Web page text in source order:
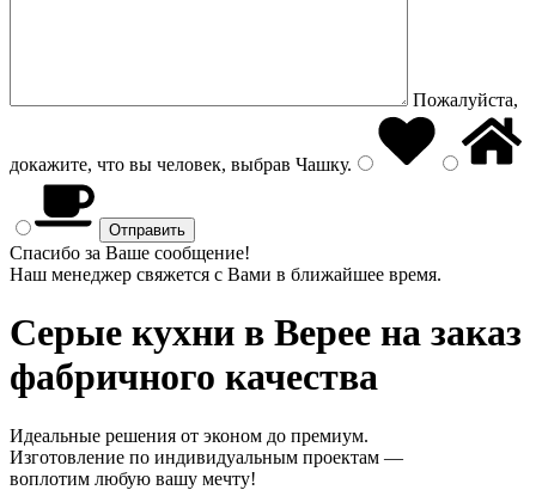
Пожалуйста,
докажите, что вы человек, выбрав Чашку.
Спасибо за Ваше сообщение!
Наш менеджер свяжется с Вами в ближайшее время.
Серые кухни в Верее на заказ
фабричного качества
Идеальные решения от эконом до премиум.
Изготовление по индивидуальным проектам —
воплотим любую вашу мечту!